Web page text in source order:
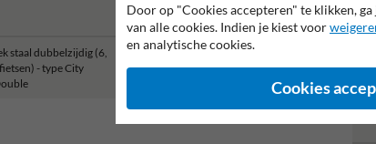
staal dubbelzijdig (6,
- type City
Door op "Cookies accepteren" te klikken,
van alle cookies. Indien je kiest voor
en analytische cookies.
Cookies